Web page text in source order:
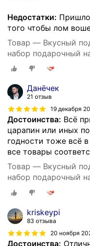
Недостатки:
того чтобы лом
Товар — Вкусный
набор подарочный
Данёчек
21 отзыв
19 декабря
Достоинства: Всё
царапин или иных
годности тоже всё
все товары
Товар — Вкусный
набор подарочный
kriskeypi
83 отзыва
20 ноября
Достоинства: